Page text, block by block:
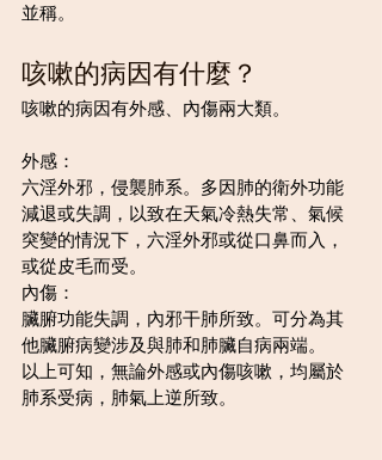
並稱。
咳嗽的病因有什麼？
咳嗽的病因有外感、內傷兩大類。
外感：
六淫外邪，侵襲肺系。多因肺的衛外功能
減退或失調，以致在天氣冷熱失常、氣候
突變的情況下，六淫外邪或從口鼻而入，
或從皮毛而受。
內傷：
臟腑功能失調，內邪干肺所致。可分為其
他臟腑病變涉及與肺和肺臟自病兩端。
以上可知，無論外感或內傷咳嗽，均屬於
肺系受病，肺氣上逆所致。